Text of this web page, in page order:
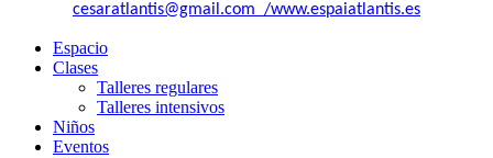
cesaratlantis@gmail.com /www.espaiatlantis.es
Espacio
Clases
Talleres regulares
Talleres intensivos
Niños
Eventos